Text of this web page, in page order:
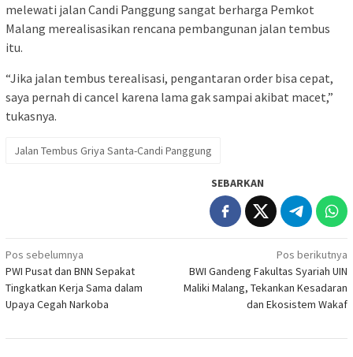
melewati jalan Candi Panggung sangat berharga Pemkot
Malang merealisasikan rencana pembangunan jalan tembus
itu.
“Jika jalan tembus terealisasi, pengantaran order bisa cepat,
saya pernah di cancel karena lama gak sampai akibat macet,”
tukasnya.
Jalan Tembus Griya Santa-Candi Panggung
SEBARKAN
Navigasi
pos
Pos sebelumnya
PWI Pusat dan BNN Sepakat
Tingkatkan Kerja Sama dalam
Upaya Cegah Narkoba
Pos berikutnya
BWI Gandeng Fakultas Syariah UIN
Maliki Malang, Tekankan Kesadaran
dan Ekosistem Wakaf